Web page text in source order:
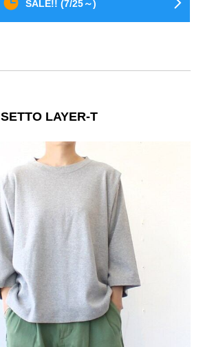
SALE!! (7/25～)
SETTO LAYER-T